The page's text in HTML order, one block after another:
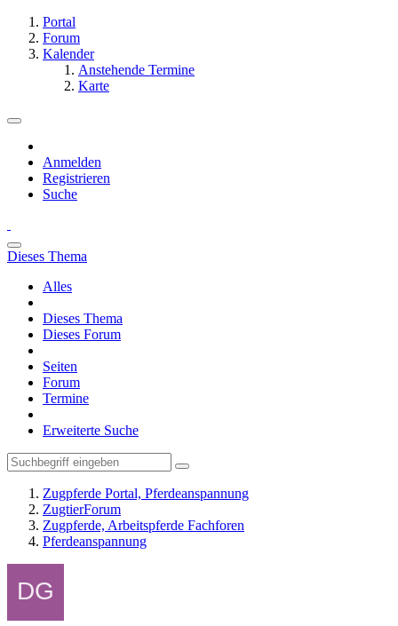
Portal
Forum
Kalender
Anstehende Termine
Karte
Anmelden
Registrieren
Suche
Dieses Thema
Alles
Dieses Thema
Dieses Forum
Seiten
Forum
Termine
Erweiterte Suche
Zugpferde Portal, Pferdeanspannung
ZugtierForum
Zugpferde, Arbeitspferde Fachforen
Pferdeanspannung